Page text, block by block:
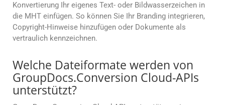
Konvertierung Ihr eigenes Text- oder Bildwasserzeichen in
die MHT einfügen. So können Sie Ihr Branding integrieren,
Copyright-Hinweise hinzufügen oder Dokumente als
vertraulich kennzeichnen.
Welche Dateiformate werden von
GroupDocs.Conversion Cloud-APIs
unterstützt?